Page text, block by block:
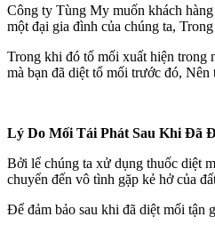
Công ty Tùng My muốn khách
một đại gia đình của chúng ta,
Trong khi đó tổ mối xuất hiện trong
mà bạn đã diệt tổ mối trước đó,
Lý Do Mối Tái Phát Sau Khi Đã
Bởi lể chúng ta xử dụng thuốc diệt
chuyển đến vô tình gặp kẻ hở của
Để đảm bảo sau khi đã diệt mối tận